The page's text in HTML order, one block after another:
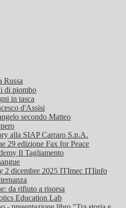
Russa
di piombo
in tasca
d'Assisi
secondo Matteo
alla SIAP Carraro S.p.A.
29 edizione Fax for Peace
Il Tagliamento
2 dicembre 2025 ITImec ITIinfo
da rifiuto a risorsa
Education Lab